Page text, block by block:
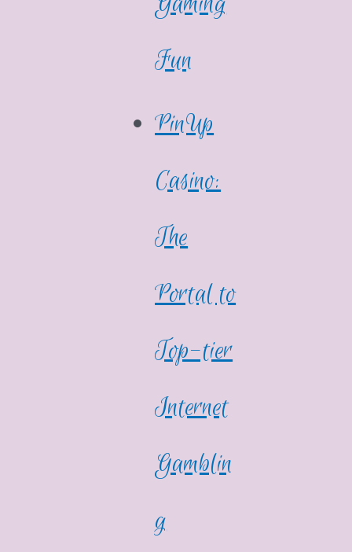
Fun
PinUp
Casino:
The
Portal to
Top-tier
Internet
Gamblin
g